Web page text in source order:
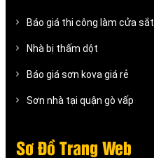
Báo giá thi công làm cửa sắt
Nhà bị thấm dột
Báo giá sơn kova giá rẻ
Sơn nhà tại quận gò vấp
Sơ Đồ Trang Web